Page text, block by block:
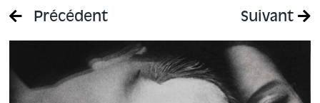
Précédent Suivant